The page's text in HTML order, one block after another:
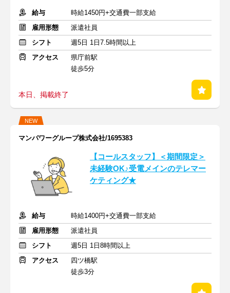
給与
時給1450円+交通費一部支給
雇用形態
派遣社員
シフト
週5日 1日7.5時間以上
アクセス
県庁前駅
徒歩5分
本日、掲載終了
NEW
マンパワーグループ株式会社/1695383
【コールスタッフ】＜期間限定＞
未経験OK♪受電メインのテレマー
ケティング★
給与
時給1400円+交通費一部支給
雇用形態
派遣社員
シフト
週5日 1日8時間以上
アクセス
四ツ橋駅
徒歩3分